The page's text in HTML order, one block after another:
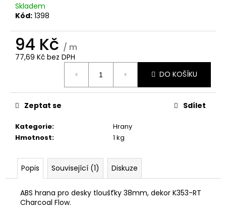
Skladem
Kód: 1398
94 Kč / m
77,69 Kč bez DPH
DO KOŠÍKU
Kategorie:
Hrany
Hmotnost: 1 kg
Zeptat se Sdílet
Popis Související (1) Diskuze
ABS hrana pro desky tloušťky 38mm, dekor K353-RT
Charcoal Flow.
e
m
MINERAL
BLACK
480
Kč